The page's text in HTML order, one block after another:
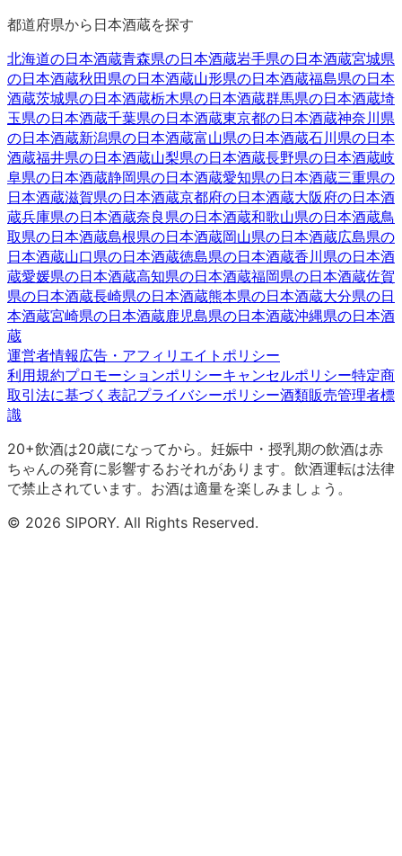
都道府県から日本酒蔵を探す
北海道の日本酒蔵青森県の日本酒蔵岩手県の日本酒蔵宮城県
の日本酒蔵秋田県の日本酒蔵山形県の日本酒蔵福島県の日本
酒蔵茨城県の日本酒蔵栃木県の日本酒蔵群馬県の日本酒蔵埼
玉県の日本酒蔵千葉県の日本酒蔵東京都の日本酒蔵神奈川県
の日本酒蔵新潟県の日本酒蔵富山県の日本酒蔵石川県の日本
酒蔵福井県の日本酒蔵山梨県の日本酒蔵長野県の日本酒蔵岐
阜県の日本酒蔵静岡県の日本酒蔵愛知県の日本酒蔵三重県の
日本酒蔵滋賀県の日本酒蔵京都府の日本酒蔵大阪府の日本酒
蔵兵庫県の日本酒蔵奈良県の日本酒蔵和歌山県の日本酒蔵鳥
取県の日本酒蔵島根県の日本酒蔵岡山県の日本酒蔵広島県の
日本酒蔵山口県の日本酒蔵徳島県の日本酒蔵香川県の日本酒
蔵愛媛県の日本酒蔵高知県の日本酒蔵福岡県の日本酒蔵佐賀
県の日本酒蔵長崎県の日本酒蔵熊本県の日本酒蔵大分県の日
本酒蔵宮崎県の日本酒蔵鹿児島県の日本酒蔵沖縄県の日本酒
蔵
運営者情報 広告・アフィリエイトポリシー
利用規約プロモーションポリシーキャンセルポリシー特定商
取引法に基づく表記プライバシーポリシー酒類販売管理者標
識
20+飲酒は20歳になってから。妊娠中・授乳期の飲酒は赤
ちゃんの発育に影響するおそれがあります。飲酒運転は法律
で禁止されています。お酒は適量を楽しみましょう。
© 2026 SIPORY. All Rights Reserved.